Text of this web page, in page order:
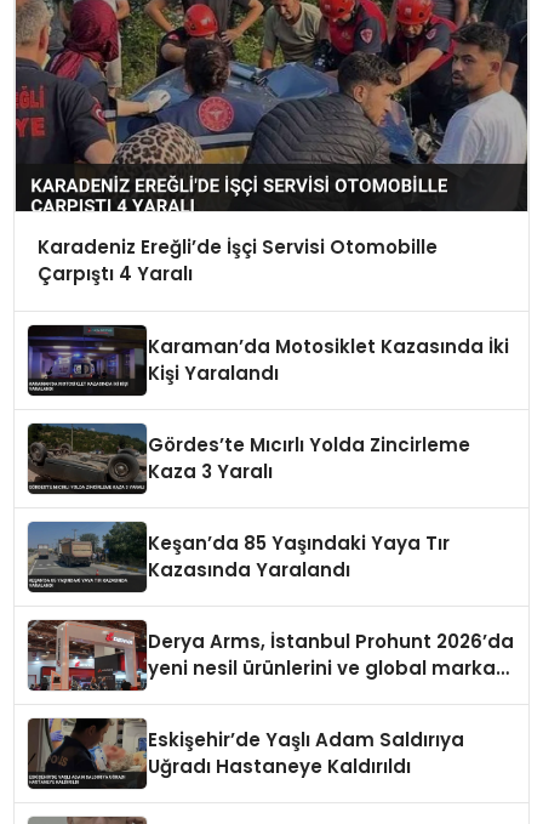
Karadeniz Ereğli’de İşçi Servisi Otomobille
Çarpıştı 4 Yaralı
Karaman’da Motosiklet Kazasında İki
Kişi Yaralandı
Gördes’te Mıcırlı Yolda Zincirleme
Kaza 3 Yaralı
Keşan’da 85 Yaşındaki Yaya Tır
Kazasında Yaralandı
Derya Arms, İstanbul Prohunt 2026’da
yeni nesil ürünlerini ve global marka
Eskişehir’de Yaşlı Adam Saldırıya
Uğradı Hastaneye Kaldırıldı